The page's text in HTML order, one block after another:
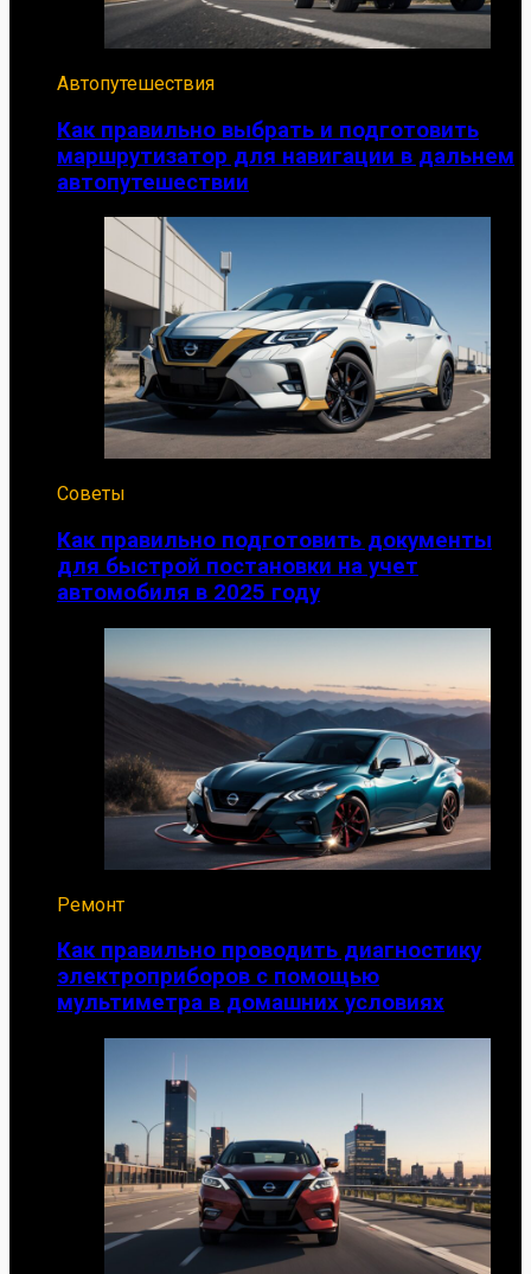
Автопутешествия
Как правильно выбрать и подготовить
маршрутизатор для навигации в дальнем
автопутешествии
Советы
Как правильно подготовить документы
для быстрой постановки на учет
автомобиля в 2025 году
Ремонт
Как правильно проводить диагностику
электроприборов с помощью
мультиметра в домашних условиях